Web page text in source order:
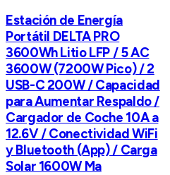
Estación de Energía
Portátil DELTA PRO
3600Wh Litio LFP / 5 AC
3600W (7200W Pico) / 2
USB-C 200W / Capacidad
para Aumentar Respaldo /
Cargador de Coche 10A a
12.6V / Conectividad WiFi
y Bluetooth (App) / Carga
Solar 1600W Ma